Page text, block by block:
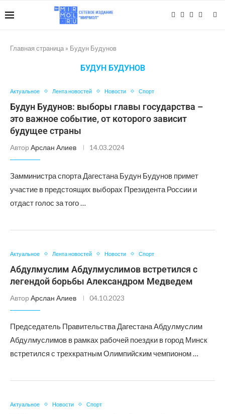
Главная страница » Будун Будунов
БУДУН БУДУНОВ
Актуальное Лента новостей Новости Спорт
Будун Будунов: выборы главы государства –
это важное событие, от которого зависит
будущее страны
Автор Арслан Алиев 14.03.2024
Замминистра спорта Дагестана Будун Будунов примет
участие в предстоящих выборах Президента России и
отдаст голос за того …
Актуальное Лента новостей Новости Спорт
Абдулмуслим Абдулмуслимов встретился с
легендой борьбы Александром Медведем
Автор Арслан Алиев 04.10.2023
Председатель Правительства Дагестана Абдулмуслим
Абдулмуслимов в рамках рабочей поездки в город Минск
встретился с трехкратным Олимпийским чемпионом …
Актуальное Новости Спорт